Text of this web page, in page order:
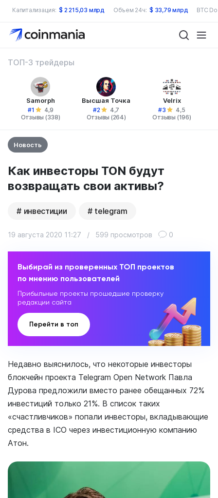
Капитализация: $ 2 215,03 млрд Объем 24ч: $ 33,79 млрд BTC
ТОП-3 трейдеры
Samorph
#1
4,9
Отзывы (338)
Высшая Точка
#2
4,7
Отзывы (264)
Velrix
#3
4,5
Отзывы (196)
Новость
Как инвесторы TON будут
возвращать свои активы?
инвестиции telegram
19 августа 2020 11:27 / 599 просмотров 0
Выбирай из проверенных ТОП проектов
по мнению пользователей
Прибыльные проекты прошедшие проверку
редакции сайта
Перейти в топ
Недавно выяснилось, что некоторые инвесторы
блокчейн проекта Telegram Open Network Павла
Дурова предложили вместо ранее обещанных 72%
инвестиций только 21%. В список таких
«счастливчиков» попали инвесторы, вкладывающие
средства в ICO через инвестиционную компанию
Атон.